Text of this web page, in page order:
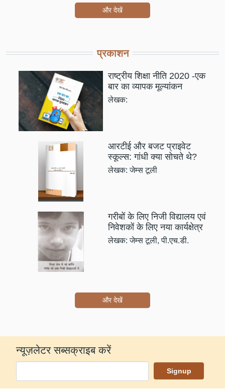
और देखें
प्रकाशन
राष्ट्रीय शिक्षा नीति 2020 -एक
बार का व्यापक मूल्यांकन
लेखक:
आरटीई और बजट प्राइवेट
स्कूल्स: गांधी क्या सोचते थे?
लेखक: जेम्स टूली
गरीबों के लिए निजी विद्यालय एवं
निवेशकों के लिए नया कार्यक्षेत्र
लेखक: जेम्स टूली, पी.एच.डी.
और देखें
न्यूज़लेटर सब्सक्राइब करें